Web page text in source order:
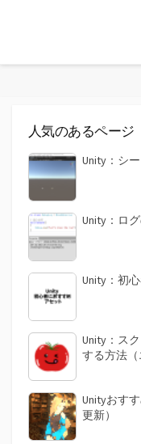
人気のあるページ
Unity：シ
Unity：ロ
Unity：初
Unity：ス
する方法（
Unityおす
更新）